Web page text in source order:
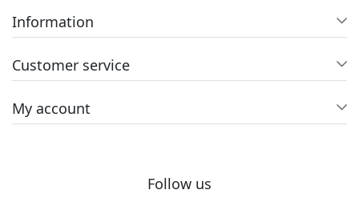
Information
Customer service
My account
Follow us